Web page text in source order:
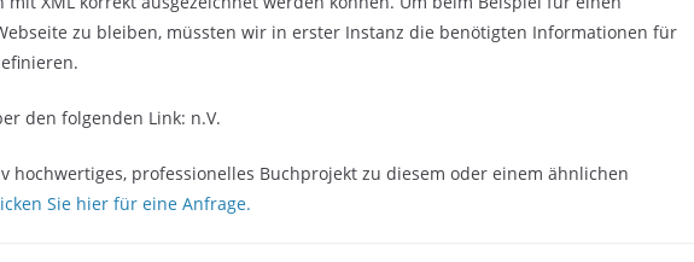
zu bleiben, müssten wir in erster Instanz die benötigten Informationen für
den folgenden Link: n.V.
hochwertiges, professionelles Buchprojekt zu diesem oder einem ähnlichen
Sie hier für eine Anfrage.